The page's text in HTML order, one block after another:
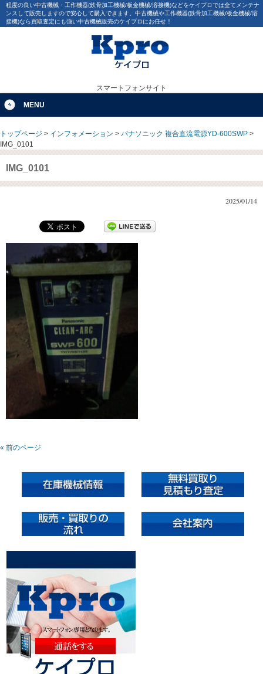
程度の良い中古機械・工作機器(鉄骨加工機械/板金機械/溶接機)などをケイプロでは全てメンテナ
ンスして販売しますので安心して購入できます。中古機械や工作機器(鉄骨加工機械/板金機械/溶
接機)なら買取査定にも強い中古機械販売のケイプロにお任せ！
スマートフォンサイト
MENU
トップページ > インフォメーション > パナソニック 複合直流電源YD-600SWP >
IMG_0101
IMG_0101
2025/01/14
« 前のページ